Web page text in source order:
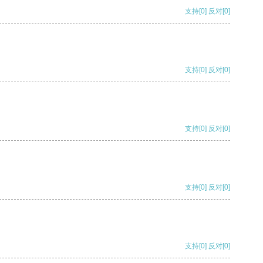
支持[0] 反对[0]
支持[0] 反对[0]
支持[0] 反对[0]
支持[0] 反对[0]
支持[0] 反对[0]